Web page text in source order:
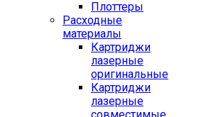
Плоттеры
Расходные
материалы
Картриджи
лазерные
оригинальные
Картриджи
лазерные